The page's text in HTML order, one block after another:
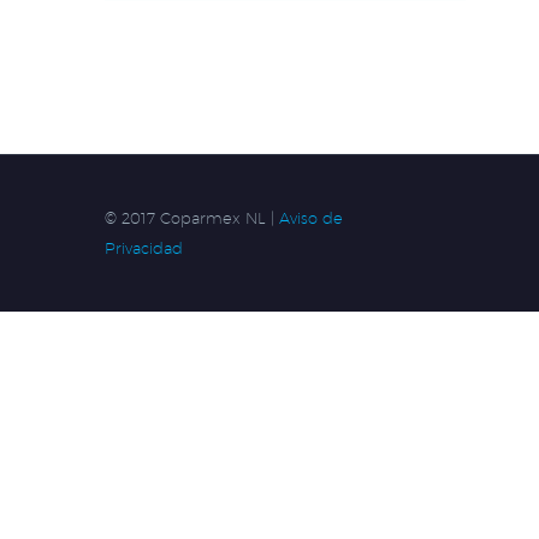
© 2017 Coparmex NL | Aviso de
Privacidad